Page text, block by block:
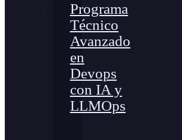
Programa
Técnico
Avanzado
en
Devops
con IA y
LLMOps